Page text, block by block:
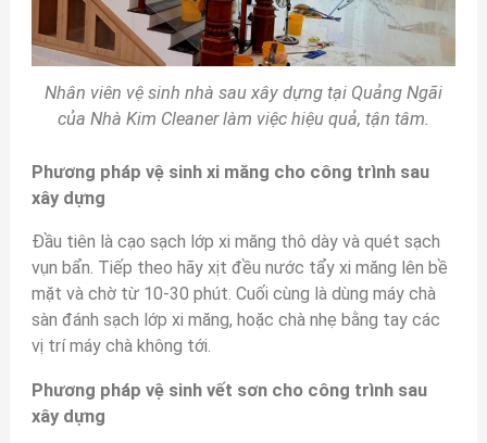
Nhân viên vệ sinh nhà sau xây dựng tại Quảng Ngãi
của Nhà Kim Cleaner làm việc hiệu quả, tận tâm.
Phương pháp vệ sinh xi măng cho công trình sau
xây dựng
Đầu tiên là cạo sạch lớp xi măng thô dày và quét sạch
vụn bẩn. Tiếp theo hãy xịt đều nước tẩy xi măng lên bề
mặt và chờ từ 10-30 phút. Cuối cùng là dùng máy chà
sàn đánh sạch lớp xi măng, hoặc chà nhẹ bằng tay các
vị trí máy chà không tới.
Phương pháp vệ sinh vết sơn cho công trình sau
xây dựng